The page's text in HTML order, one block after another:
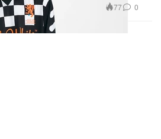
77 0